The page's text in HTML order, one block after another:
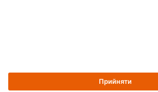
Прийняти